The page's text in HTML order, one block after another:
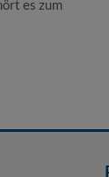
es zum